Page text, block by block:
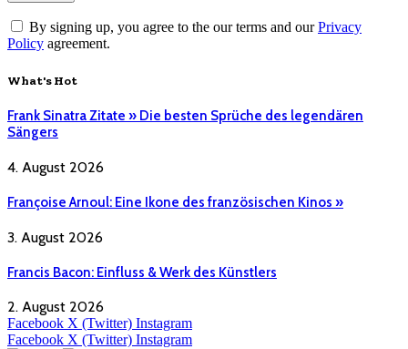
By signing up, you agree to the our terms and ourPrivacy
Policy agreement.
What's Hot
Frank Sinatra Zitate » Die besten Sprüche des legendären
Sängers
4. August 2026
Françoise Arnoul: Eine Ikone des französischen Kinos »
3. August 2026
Francis Bacon: Einfluss & Werk des Künstlers
2. August 2026
Facebook X (Twitter) Instagram
Facebook X (Twitter) Instagram